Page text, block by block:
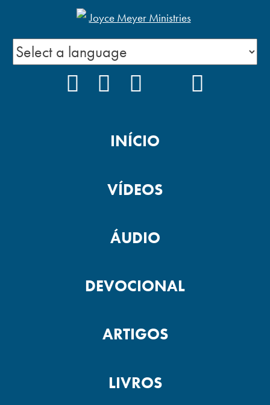
INÍCIO
VÍDEOS
ÁUDIO
DEVOCIONAL
ARTIGOS
LIVROS